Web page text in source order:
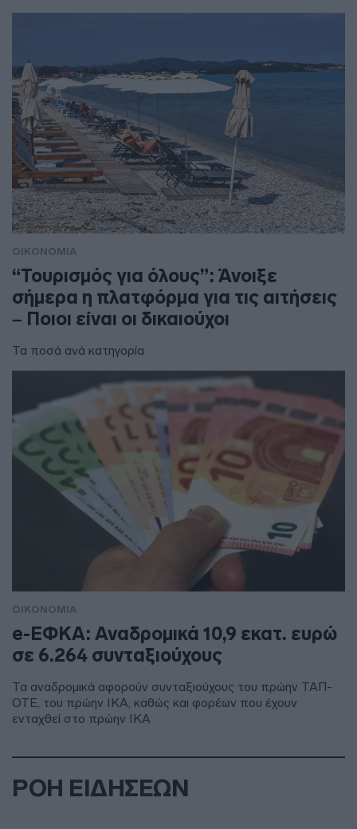
ΟΙΚΟΝΟΜΙΑ
“Τουρισμός για όλους”: Άνοιξε
σήμερα η πλατφόρμα για τις αιτήσεις
– Ποιοι είναι οι δικαιούχοι
Τα ποσά ανά κατηγορία
ΟΙΚΟΝΟΜΙΑ
e-ΕΦΚΑ: Αναδρομικά 10,9 εκατ. ευρώ
σε 6.264 συνταξιούχους
Τα αναδρομικά αφορούν συνταξιούχους του πρώην ΤΑΠ-
ΟΤΕ, του πρώην ΙΚΑ, καθώς και φορέων που έχουν
ενταχθεί στο πρώην ΙΚΑ
ΡΟΗ ΕΙΔΗΣΕΩΝ